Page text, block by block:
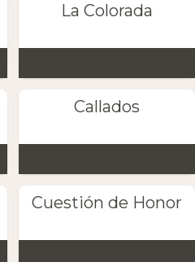
La Colorada
Callados
Cuestión de Honor